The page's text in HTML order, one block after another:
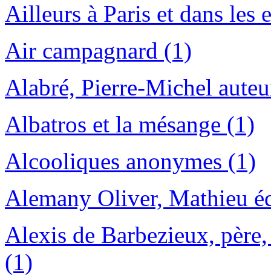
Ailleurs à Paris et dans les
Air campagnard (1)
Alabré, Pierre-Michel
Albatros et la mésange (1)
Alcooliques anonymes (1)
Alemany Oliver, Mathieu
Alexis de Barbezieux,
(1)